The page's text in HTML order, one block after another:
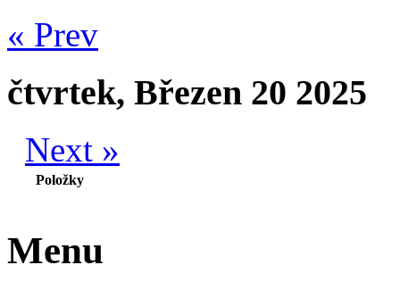
« Prev
čtvrtek, Březen 20 2025
Next »
Položky
Menu